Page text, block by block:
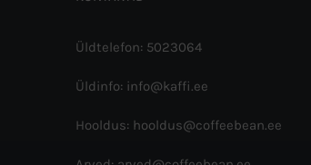
Üldtelefon: 5023064
Üldinfo: info@kaffi.ee
Hooldus: hooldus@coffeebean.ee